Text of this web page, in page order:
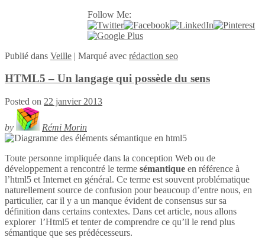
Follow Me:
Publié dans Veille | Marqué avec rédaction seo
HTML5 – Un langage qui possède du sens
Posted on 22 janvier 2013
by Rémi Morin
Toute personne impliquée dans la conception Web ou de
développement a rencontré le terme sémantique en référence à
l’html5 et Internet en général. Ce terme est souvent problématique
naturellement source de confusion pour beaucoup d’entre nous, en
particulier, car il y a un manque évident de consensus sur sa
définition dans certains contextes. Dans cet article, nous allons
explorer l’Html5 et tenter de comprendre ce qu’il le rend plus
sémantique que ses prédécesseurs.